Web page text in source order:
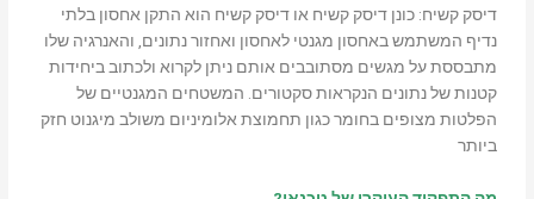
דיסק קשיח: כונן דיסק קשיח או דיסק קשיח הוא התקן אחסון בלתי
נדיף המשתמש באחסון מגנטי לאחסון ואחזור נתונים, והאנרגיה שלו
מתבססת על מגשים מסתובבים אותם ניתן לקרוא ולכתוב ביחידות
קטנות של נתונים הנקראות סקטורים. המשטחים המגנטיים של
הפלטות מצופים בחומר כגון תחמוצת אלומיניום משולב מיגנוט חזק
ביותר